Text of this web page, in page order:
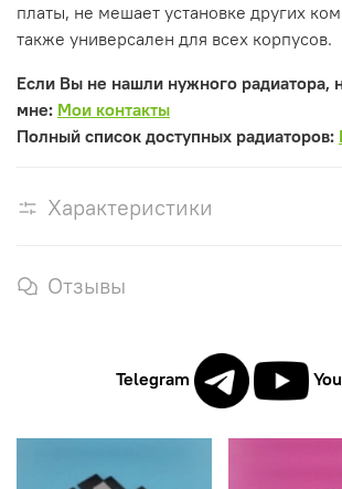
платы, не мешает установке других
также универсален для всех корпусов.
Если Вы не нашли нужного радиатора,
мне: Мои контакты
Полный список доступных радиаторов:
Характеристики
Отзывы
Telegram